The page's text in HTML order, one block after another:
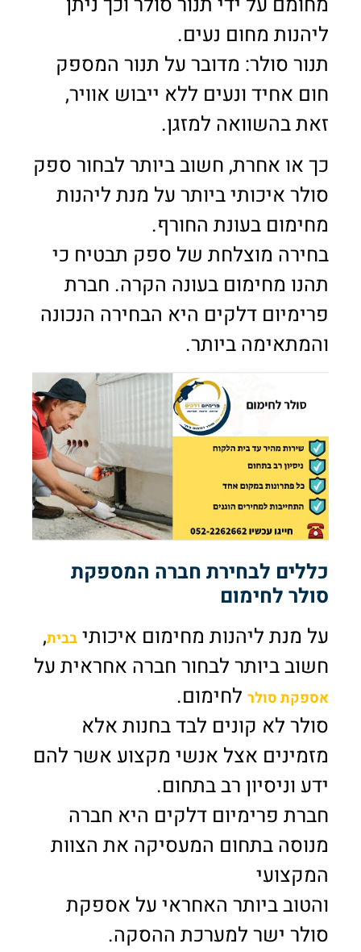
ליהנות מחום נעים.
תנור סולר: מדובר על תנור המספק
חום אחיד ונעים ללא ייבוש אוויר,
זאת בהשוואה למזגן.
כך או אחרת, חשוב ביותר לבחור ספק
סולר איכותי ביותר על מנת ליהנות
מחימום בעונת החורף.
בחירה מוצלחת של ספק תבטיח כי
תהנו מחימום בעונה הקרה. חברת
פרימיום דלקים היא הבחירה הנכונה
והמתאימה ביותר.
כללים לבחירת חברה המספקת
סולר לחימום
על מנת ליהנות מחימום איכותי בבית,
חשוב ביותר לבחור חברה אחראית על
אספקת סולר לחימום.
סולר לא קונים לבד בחנות אלא
מזמינים אצל אנשי מקצוע אשר להם
ידע וניסיון רב בתחום.
חברת פרימיום דלקים היא חברה
מנוסה בתחום המעסיקה את הצוות
המקצועי
והטוב ביותר האחראי על אספקת
סולר ישר למערכת ההסקה.